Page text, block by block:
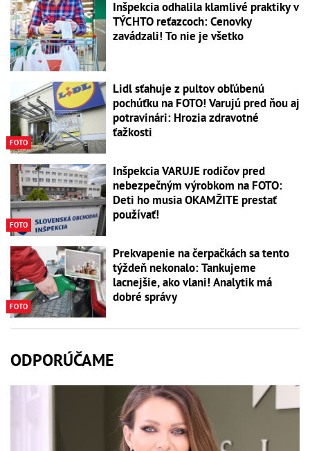
Inšpekcia odhalila klamlivé praktiky v
TÝCHTO reťazcoch: Cenovky
zavádzali! To nie je všetko
FOTO
Lidl sťahuje z pultov obľúbenú
pochúťku na FOTO! Varujú pred ňou aj
potravinári: Hrozia zdravotné
ťažkosti
FOTO
Inšpekcia VARUJE rodičov pred
nebezpečným výrobkom na FOTO:
Deti ho musia OKAMŽITE prestať
používať!
FOTO
Prekvapenie na čerpačkách sa tento
týždeň nekonalo: Tankujeme
lacnejšie, ako vlani! Analytik má
dobré správy
ODPORÚČAME